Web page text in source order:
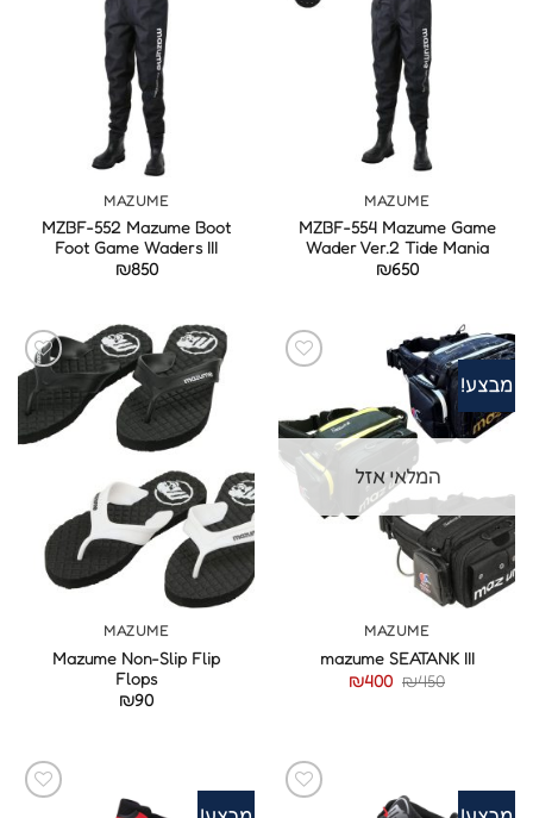
MAZUME
MZBF-554 Mazume Game
Wader Ver.2 Tide Mania
₪650
MAZUME
MZBF-552 Mazume Boot
Foot Game Waders III
₪850
מבצע!
המלאי אזל
MAZUME
mazume SEATANK III
₪450
המחיר
₪400
MAZUME
Mazume Non-Slip Flip
Flops
₪90